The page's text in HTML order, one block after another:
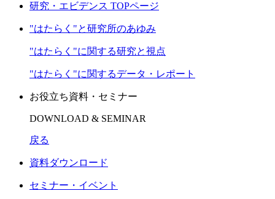
研究・エビデンス TOPページ
"はたらく"と研究所のあゆみ
"はたらく"に関する研究と視点
"はたらく"に関するデータ・レポート
お役立ち資料・セミナー
DOWNLOAD & SEMINAR
戻る
資料ダウンロード
セミナー・イベント